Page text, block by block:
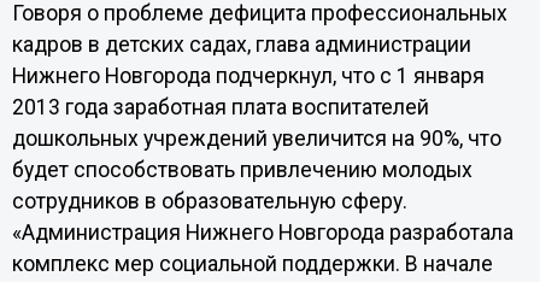
Говоря о проблеме дефицита профессиональных
кадров в детских садах, глава администрации
Нижнего Новгорода подчеркнул, что с 1 января
2013 года заработная плата воспитателей
дошкольных учреждений увеличится на 90%, что
будет способствовать привлечению молодых
сотрудников в образовательную сферу.
«Администрация Нижнего Новгорода разработала
комплекс мер социальной поддержки. В начале